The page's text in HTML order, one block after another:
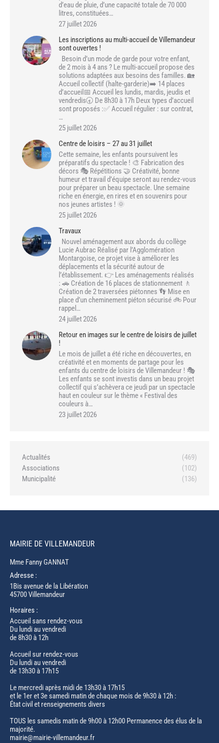
d’eau de pluie, d’une capacité totale de 70 000
litres, constituées…
27 juillet 2026
Les inscriptions au multi-accueil de Villemandeur
sont ouvertes !
Besoin d’un mode de garde pour votre enfant,
de 2 mois à 4 ans ? Le multi-accueil propose des
solutions adaptées aux besoins des familles. 🏡
Accueil collectif (halte-garderie)➡️ 14 places
d’accueil📅 Accueil les lundis, mardis, jeudis et
vendredis🕣 De 8h30 à 17h Deux types d’accueil
sont proposés :✅ Accueil régulier : sur contrat,
…
25 juillet 2026
Centre de loisirs – 27 au 31 juillet
Cette semaine, les enfants poursuivent les
préparatifs du spectacle ! 🎨 Fabrication des
décors 🎭 Répétitions 🤝 Créativité, bonne
humeur et travail d’équipe seront au rendez-vous
pour préparer un beau spectacle. Une semaine
riche en énergie, en rires et en souvenirs pour
nos jeunes artistes ! 🌞
25 juillet 2026
Travaux
Nouvel aménagement aux abords du collège
Lucie Aubrac Réalisé par l’Agglomération
Montargoise, ce projet vise à améliorer les
déplacements et la sécurité autour de
l’établissement. 👉 Les aménagements réalisés
: 🚗 Création de 16 places de stationnement 🚶
Création de 2 traversées piétonnes 👣 Mise en
place d’un cheminement piéton sécurisé 🚲 Pour
rappel…
24 juillet 2026
Retour en images sur le centre de loisirs de juillet
!
Le mois de juillet a été riche en découvertes, en
créativité et en moments de partage pour les
enfants du centre de loisirs de Villemandeur ! 🎭
Les enfants se sont investis dans un beau projet
collectif qui s’achèvera ce jeudi par un spectacle
haut en couleur sur le thème « Festival des
couleurs à…
23 juillet 2026
Actualités
(469)
Associations
(102)
Municipalité
(136)
MAIRIE DE VILLEMANDEUR
Mme Fanny GANNAT
Adresse :
1Bis avenue de la Libération
45700 Villemandeur
Horaires :
Accueil sans rendez-vous
Du lundi au vendredi
de 8h30 à 12h
Accueil sur rendez-vous
Du lundi au vendredi
de 13h30 à 17h15
Le mercredi après midi de 13h30 à 17h15
et le 1er et 3e samedi matin de chaque mois de 9h30 à 12h :
État civil et renseignements divers
TOUS les samedis matin de 9h00 à 12h00 Permanence des élus de la
majorité.
mairie@mairie-villemandeur.fr